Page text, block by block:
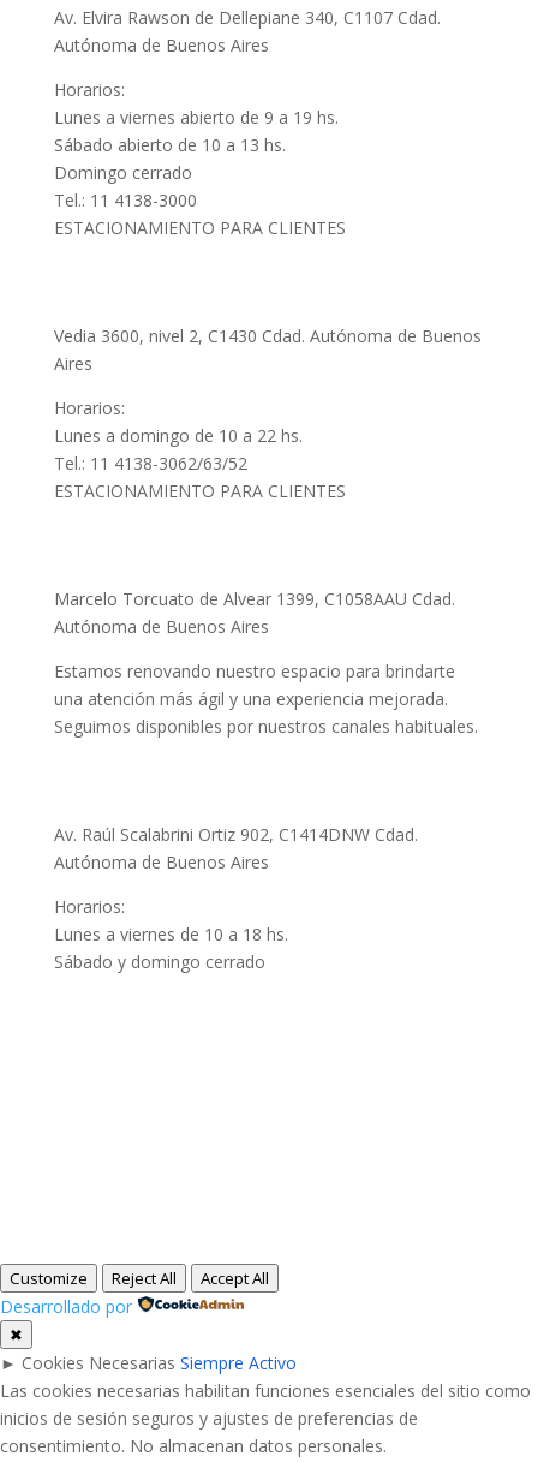
Av. Elvira Rawson de Dellepiane 340, C1107 Cdad.
Autónoma de Buenos Aires
Horarios:
Lunes a viernes abierto de 9 a 19 hs.
Sábado abierto de 10 a 13 hs.
Domingo cerrado
Tel.: 11 4138-3000
ESTACIONAMIENTO PARA CLIENTES
Vedia 3600, nivel 2, C1430 Cdad. Autónoma de Buenos
Aires
Horarios:
Lunes a domingo de 10 a 22 hs.
Tel.: 11 4138-3062/63/52
ESTACIONAMIENTO PARA CLIENTES
Marcelo Torcuato de Alvear 1399, C1058AAU Cdad.
Autónoma de Buenos Aires
Estamos renovando nuestro espacio para brindarte
una atención más ágil y una experiencia mejorada.
Seguimos disponibles por nuestros canales habituales.
Av. Raúl Scalabrini Ortiz 902, C1414DNW Cdad.
Autónoma de Buenos Aires
Horarios:
Lunes a viernes de 10 a 18 hs.
Sábado y domingo cerrado
Customize Reject All Accept All
Desarrollado por
✖
► Cookies Necesarias Siempre Activo
Las cookies necesarias habilitan funciones esenciales del sitio como
inicios de sesión seguros y ajustes de preferencias de
consentimiento. No almacenan datos personales.